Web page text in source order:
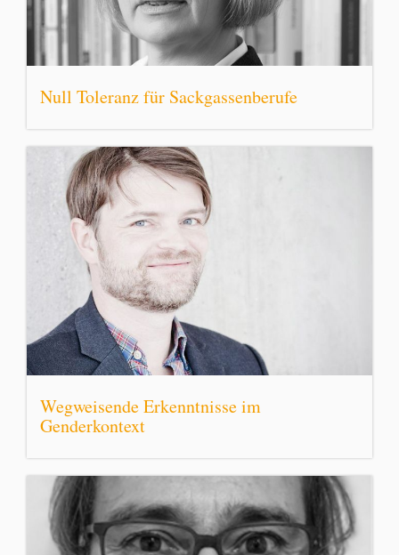
Null Toleranz für Sackgassenberufe
Wegweisende Erkenntnisse im
Genderkontext